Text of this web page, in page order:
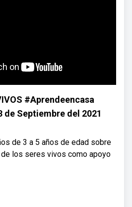
#Aprendeencasa
de Septiembre del 2021
de 3 a 5 años de edad sobre
los seres vivos como apoyo